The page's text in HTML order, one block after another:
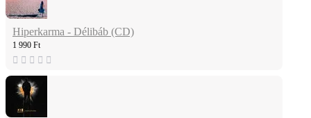
Hiperkarma - Délibáb (CD)
1 990 Ft